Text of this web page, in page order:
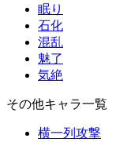
眠り
石化
混乱
魅了
気絶
その他キャラ一覧
横一列攻撃